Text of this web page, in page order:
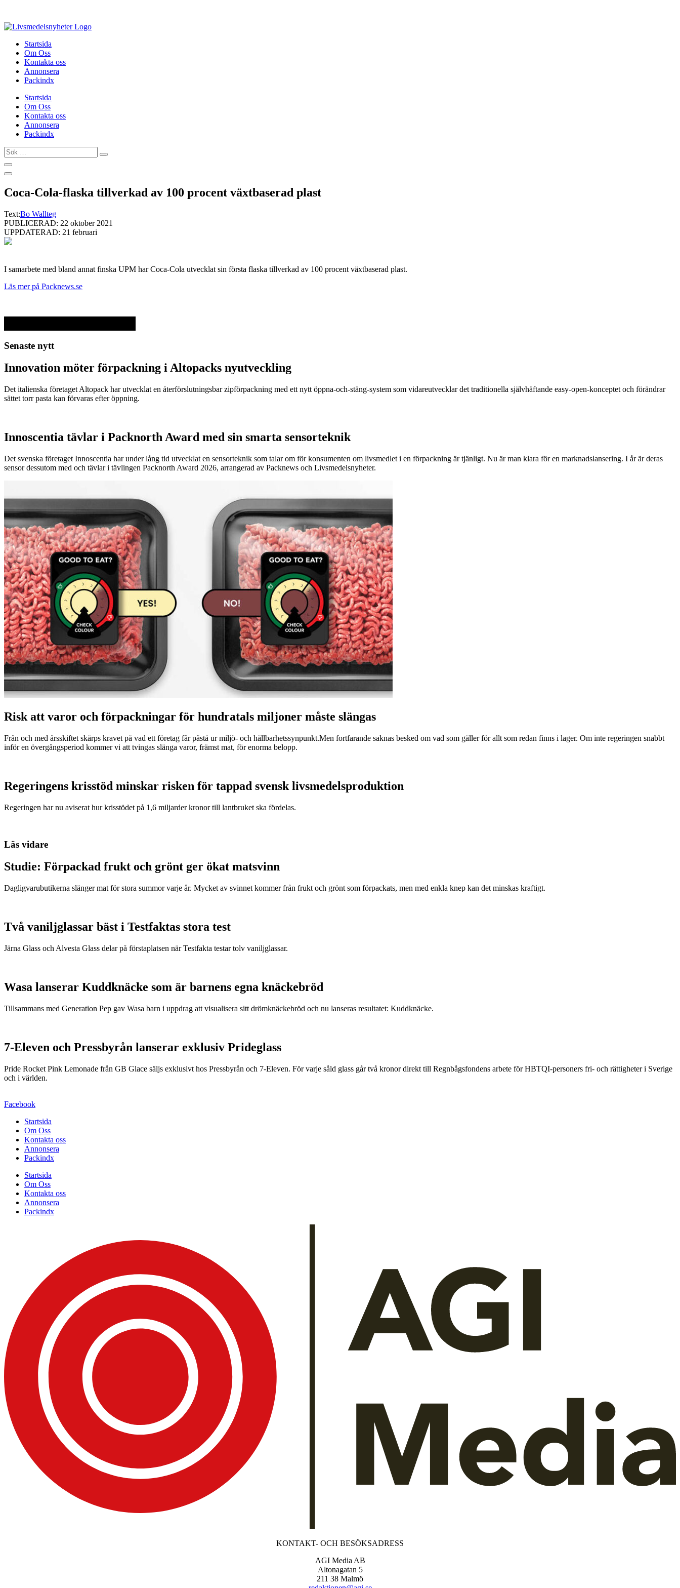
innehåll
Startsida
Om Oss
Kontakta oss
Annonsera
Packindx
Startsida
Om Oss
Kontakta oss
Annonsera
Packindx
Sök
…
Coca-Cola-flaska tillverkad av 100 procent växtbaserad plast
Text:Bo Wallteg
PUBLICERAD: 22 oktober 2021
UPPDATERAD: 21 februari
I samarbete med bland annat finska UPM har Coca-Cola utvecklat sin första flaska tillverkad av 100 procent växtbaserad plast.
Läs mer på Packnews.se
Senaste nytt
Innovation möter förpackning i Altopacks nyutveckling
Det italienska företaget Altopack har utvecklat en återförslutningsbar zipförpackning med ett nytt öppna-och-stäng-system som vidareutvecklar det traditionella självhäftande easy-open-konceptet och förändrar
sättet torr pasta kan förvaras efter öppning.
Innoscentia tävlar i Packnorth Award med sin smarta sensorteknik
Det svenska företaget Innoscentia har under lång tid utvecklat en sensorteknik som talar om för konsumenten om livsmedlet i en förpackning är tjänligt. Nu är man klara för en marknadslansering. I år är deras
sensor dessutom med och tävlar i tävlingen Packnorth Award 2026, arrangerad av Packnews och Livsmedelsnyheter.
Risk att varor och förpackningar för hundratals miljoner måste slängas
Från och med årsskiftet skärps kravet på vad ett företag får påstå ur miljö- och hållbarhetssynpunkt.Men fortfarande saknas besked om vad som gäller för allt som redan finns i lager. Om inte regeringen snabbt
inför en övergångsperiod kommer vi att tvingas slänga varor, främst mat, för enorma belopp.
Regeringens krisstöd minskar risken för tappad svensk livsmedelsproduktion
Regeringen har nu aviserat hur krisstödet på 1,6 miljarder kronor till lantbruket ska fördelas.
Läs vidare
Studie: Förpackad frukt och grönt ger ökat matsvinn
Dagligvarubutikerna slänger mat för stora summor varje år. Mycket av svinnet kommer från frukt och grönt som förpackats, men med enkla knep kan det minskas kraftigt.
Två vaniljglassar bäst i Testfaktas stora test
Järna Glass och Alvesta Glass delar på förstaplatsen när Testfakta testar tolv vaniljglassar.
Wasa lanserar Kuddknäcke som är barnens egna knäckebröd
Tillsammans med Generation Pep gav Wasa barn i uppdrag att visualisera sitt drömknäckebröd och nu lanseras resultatet: Kuddknäcke.
7-Eleven och Pressbyrån lanserar exklusiv Prideglass
Pride Rocket Pink Lemonade från GB Glace säljs exklusivt hos Pressbyrån och 7-Eleven. För varje såld glass går två kronor direkt till Regnbågsfondens arbete för HBTQI-personers fri- och rättigheter i Sverige
och i världen.
Facebook
Startsida
Om Oss
Kontakta oss
Annonsera
Packindx
Startsida
Om Oss
Kontakta oss
Annonsera
Packindx
KONTAKT- OCH BESÖKSADRESS
AGI Media AB
Altonagatan 5
211 38 Malmö